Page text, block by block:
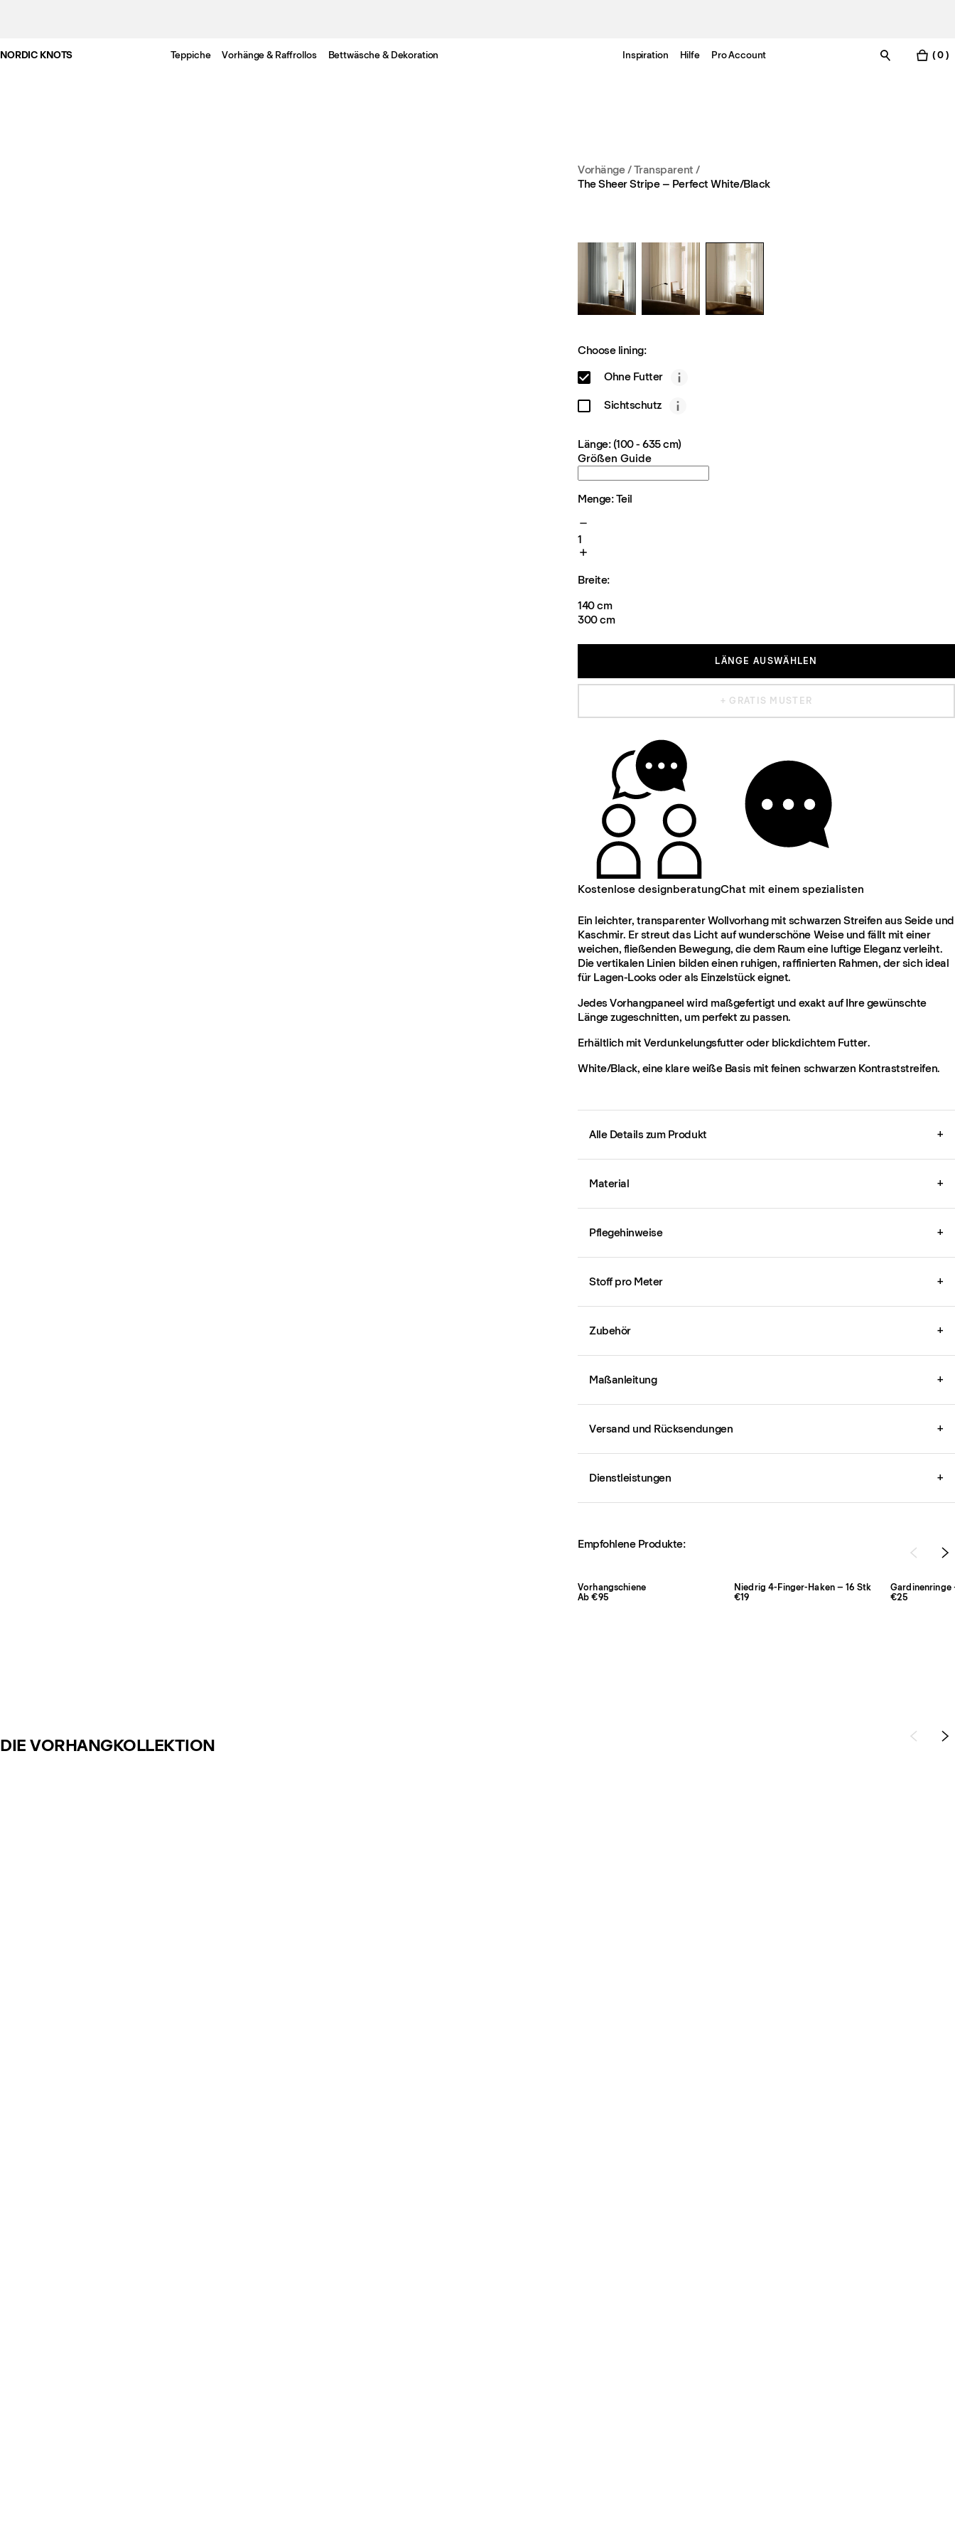
NORDIC KNOTS Teppiche Vorhänge & Raffrollos Bettwäsche & Dekoration Inspiration Hilfe Pro Account ( 0 )
Vorhänge/Transparent /
The Sheer Stripe – Perfect White/Black
Choose lining:
Ohne Futter
Sichtschutz
Länge: (100 - 635 cm)
Größen Guide
Menge: Teil
1
Breite:
140 cm
300 cm
LÄNGE AUSWÄHLEN
+ GRATIS MUSTER
Kostenlose designberatungChat mit einem spezialisten
Ein leichter, transparenter Wollvorhang mit schwarzen Streifen aus Seide und
Kaschmir. Er streut das Licht auf wunderschöne Weise und fällt mit einer
weichen, fließenden Bewegung, die dem Raum eine luftige Eleganz verleiht.
Die vertikalen Linien bilden einen ruhigen, raffinierten Rahmen, der sich ideal
für Lagen-Looks oder als Einzelstück eignet.
Jedes Vorhangpaneel wird maßgefertigt und exakt auf Ihre gewünschte
Länge zugeschnitten, um perfekt zu passen.
Erhältlich mit Verdunkelungsfutter oder blickdichtem Futter.
White/Black, eine klare weiße Basis mit feinen schwarzen Kontraststreifen.
Alle Details zum Produkt +
Material +
Pflegehinweise +
Stoff pro Meter +
Zubehör +
Maßanleitung +
Versand und Rücksendungen +
Dienstleistungen +
Empfohlene Produkte:
Vorhangschiene
Ab €95
Niedrig 4-Finger-Haken – 16 Stk
€19
Gardinenringe
€25
DIE VORHANGKOLLEKTION